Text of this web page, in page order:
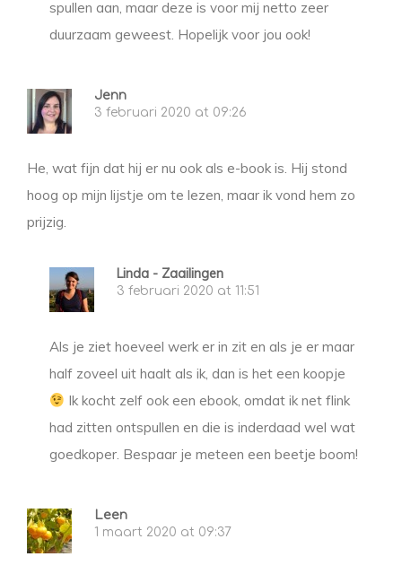
spullen aan, maar deze is voor mij netto zeer
duurzaam geweest. Hopelijk voor jou ook!
Jenn
3 februari 2020 at 09:26
He, wat fijn dat hij er nu ook als e-book is. Hij stond
hoog op mijn lijstje om te lezen, maar ik vond hem zo
prijzig.
Linda - Zaailingen
3 februari 2020 at 11:51
Als je ziet hoeveel werk er in zit en als je er maar
half zoveel uit haalt als ik, dan is het een koopje
Ik kocht zelf ook een ebook, omdat ik net flink
had zitten ontspullen en die is inderdaad wel wat
goedkoper. Bespaar je meteen een beetje boom!
Leen
1 maart 2020 at 09:37